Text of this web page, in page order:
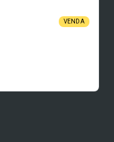
VENDA